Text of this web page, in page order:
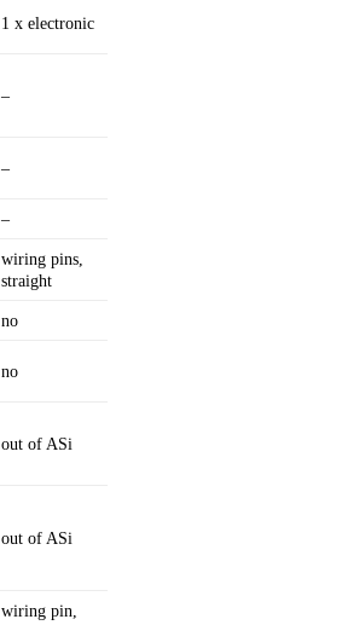
1 x electronic
–
–
–
wiring pins,
straight
no
no
out of ASi
out of ASi
wiring pin,